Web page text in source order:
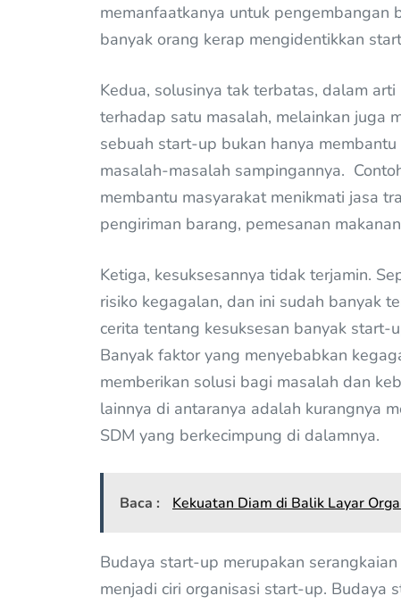
memanfaatkanya untuk pengembangan
banyak orang kerap mengidentikkan
Kedua, solusinya tak terbatas, dalam
terhadap satu masalah, melainkan juga
sebuah start-up bukan hanya
masalah-masalah sampingannya.
membantu masyarakat menikmati jasa
pengiriman barang, pemesanan
Ketiga, kesuksesannya tidak terjamin.
risiko kegagalan, dan ini sudah banyak
cerita tentang kesuksesan banyak
Banyak faktor yang menyebabkan
memberikan solusi bagi masalah dan
lainnya di antaranya adalah kurangnya
SDM yang berkecimpung di dalamnya.
Baca : Kekuatan Diam di Balik Layar
Budaya start-up merupakan
menjadi ciri organisasi start-up. Budaya